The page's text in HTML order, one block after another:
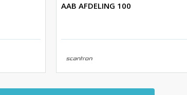
AAB AFDELING 100